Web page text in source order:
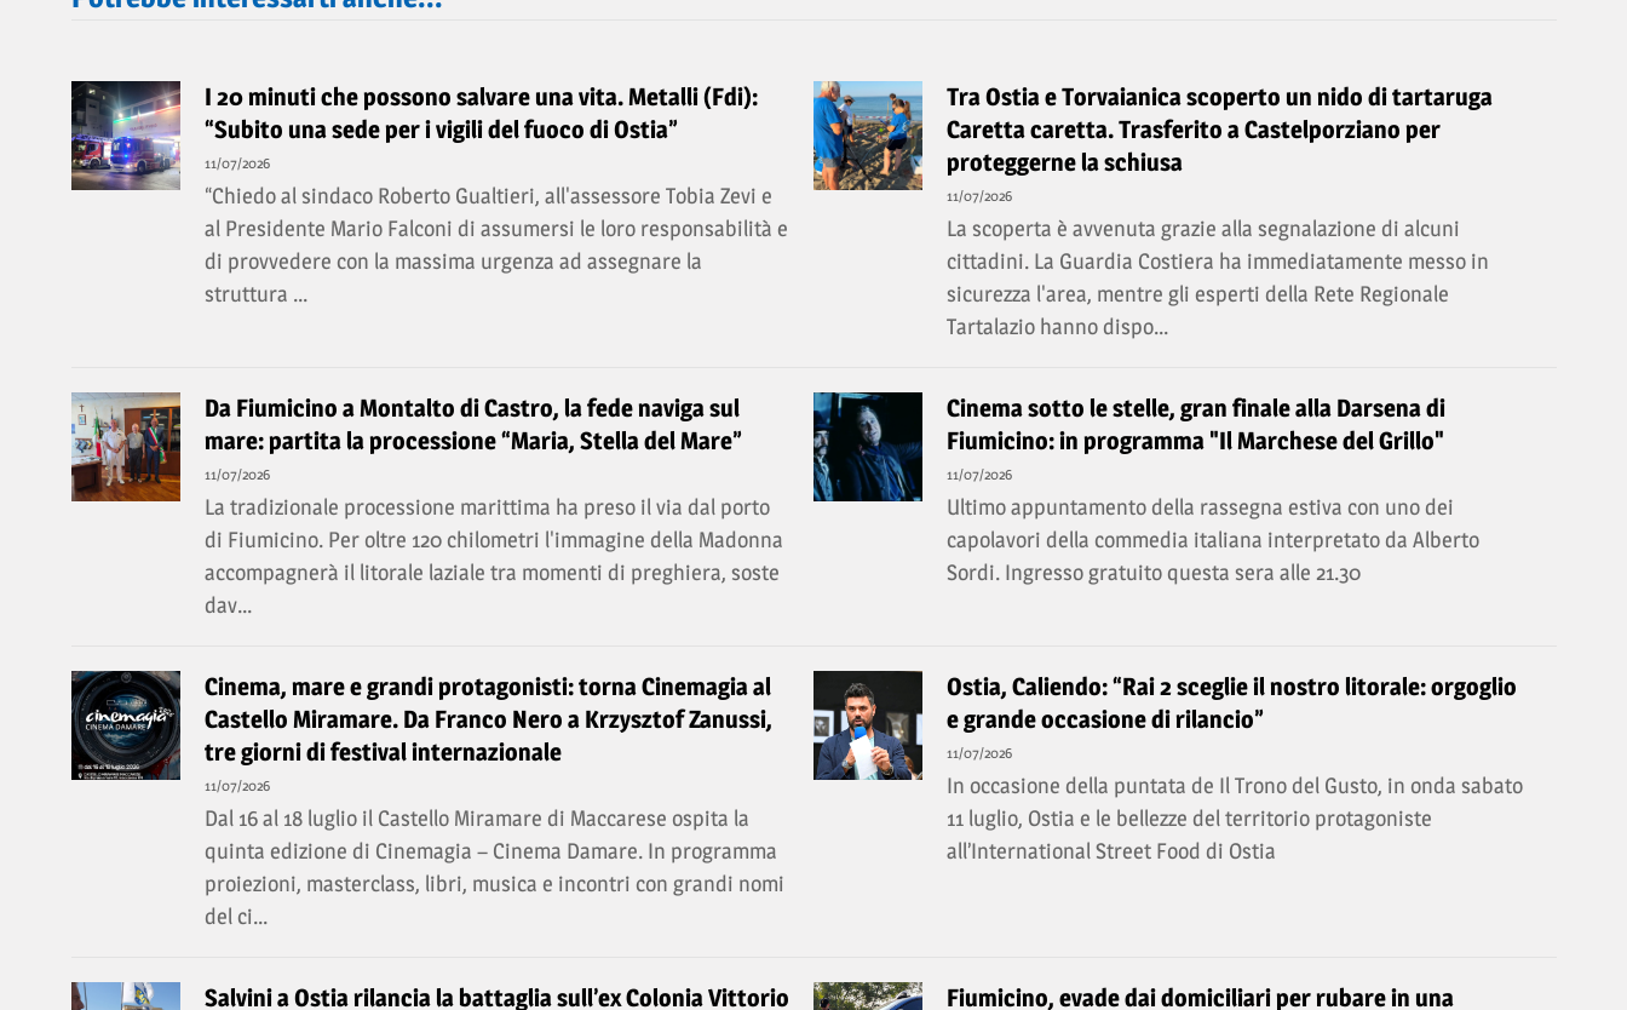
I 20 minuti che possono salvare una vita. Metalli (Fdi):
“Subito una sede per i vigili del fuoco di Ostia”
11/07/2026
“Chiedo al sindaco Roberto Gualtieri, all'assessore Tobia Zevi e
al Presidente Mario Falconi di assumersi le loro responsabilità e
di provvedere con la massima urgenza ad assegnare la
struttura ...
Tra Ostia e Torvaianica scoperto un nido di tartaruga
Caretta caretta. Trasferito a Castelporziano per
proteggerne la schiusa
11/07/2026
La scoperta è avvenuta grazie alla segnalazione di alcuni
cittadini. La Guardia Costiera ha immediatamente messo in
sicurezza l'area, mentre gli esperti della Rete Regionale
Tartalazio hanno dispo...
Da Fiumicino a Montalto di Castro, la fede naviga sul
mare: partita la processione “Maria, Stella del Mare”
11/07/2026
La tradizionale processione marittima ha preso il via dal porto
di Fiumicino. Per oltre 120 chilometri l'immagine della Madonna
accompagnerà il litorale laziale tra momenti di preghiera, soste
dav...
Cinema sotto le stelle, gran finale alla Darsena di
Fiumicino: in programma "Il Marchese del Grillo"
11/07/2026
Ultimo appuntamento della rassegna estiva con uno dei
capolavori della commedia italiana interpretato da Alberto
Sordi. Ingresso gratuito questa sera alle 21.30
Cinema, mare e grandi protagonisti: torna Cinemagia al
Castello Miramare. Da Franco Nero a Krzysztof Zanussi,
tre giorni di festival internazionale
11/07/2026
Dal 16 al 18 luglio il Castello Miramare di Maccarese ospita la
quinta edizione di Cinemagia – Cinema Damare. In programma
proiezioni, masterclass, libri, musica e incontri con grandi nomi
del ci...
Ostia, Caliendo: “Rai 2 sceglie il nostro litorale: orgoglio
e grande occasione di rilancio”
11/07/2026
In occasione della puntata de Il Trono del Gusto, in onda sabato
11 luglio, Ostia e le bellezze del territorio protagoniste
all’International Street Food di Ostia
Salvini a Ostia rilancia la battaglia sull’ex Colonia Vittorio Fiumicino, evade dai domiciliari per rubare in una